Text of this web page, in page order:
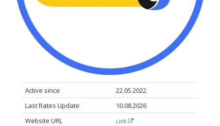
Active since
22.05.2022
Last Rates Update
10.08.2026
Website URL
Link